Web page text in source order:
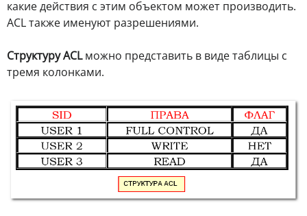
какие действия с этим объектом может производить.
ACL также именуют разрешениями.
Структуру ACLможно представить в виде таблицы с
тремя колонками.